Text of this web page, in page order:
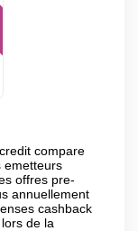
compare
emetteurs
offres pre-
annuellement
cashback
de la